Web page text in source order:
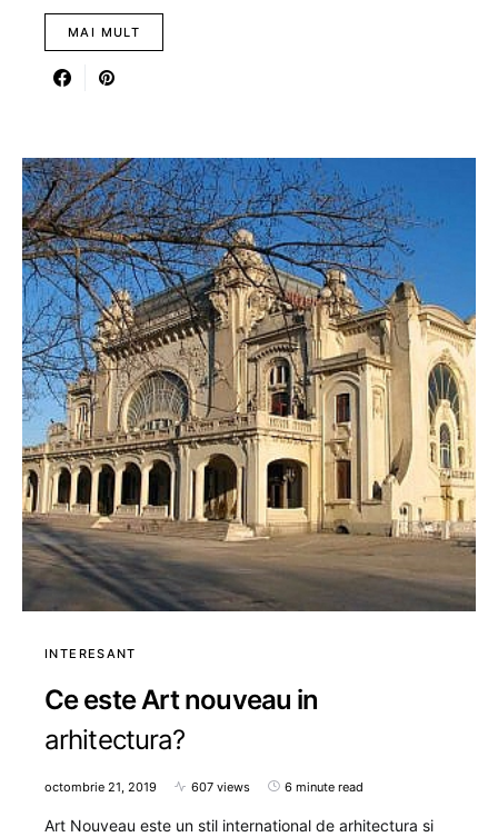
MAI MULT
INTERESANT
Ce este Art nouveau in
arhitectura?
octombrie 21, 2019 607 views 6 minute read
Art Nouveau este un stil international de arhitectura si